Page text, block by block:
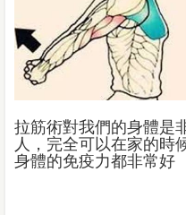
拉筋術對我們的身體是
人，完全可以在家的時
身體的免疫力都非常好